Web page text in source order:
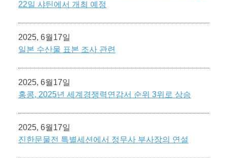
22일 샤틴에서 개최 예정
2025, 6월17일
일본 수산물 표본 조사 관련
2025, 6월17일
홍콩, 2025년 세계경쟁력연감서 순위 3위로 상승
2025, 6월17일
진한문물전 특별세션에서 정무사 부사장의 연설